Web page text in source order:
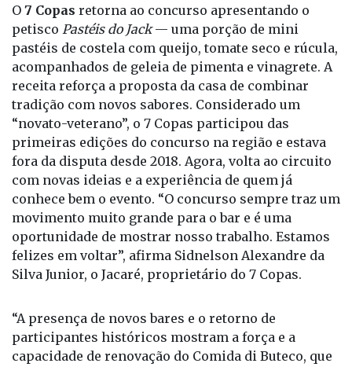
O 7 Copas retorna ao concurso apresentando o
petisco Pastéis do Jack— uma porção de mini
pastéis de costela com queijo, tomate seco e rúcula,
acompanhados de geleia de pimenta e vinagrete. A
receita reforça a proposta da casa de combinar
tradição com novos sabores. Considerado um
“novato-veterano”, o 7 Copas participou das
primeiras edições do concurso na região e estava
fora da disputa desde 2018. Agora, volta ao circuito
com novas ideias e a experiência de quem já
conhece bem o evento. “O concurso sempre traz um
movimento muito grande para o bar e é uma
oportunidade de mostrar nosso trabalho. Estamos
felizes em voltar”, afirma Sidnelson Alexandre da
Silva Junior, o Jacaré, proprietário do 7 Copas.
“A presença de novos bares e o retorno de
participantes históricos mostram a força e a
capacidade de renovação do Comida di Buteco, que